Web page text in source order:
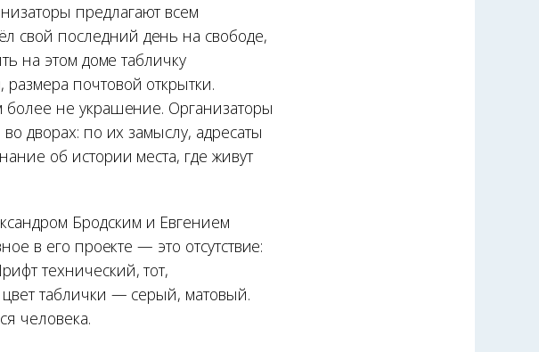
предлагают всем
свой последний день на свободе,
на этом доме табличку
почтовой открытки.
более не украшение. Организаторы
дворах: по их замыслу, адресаты
об истории места, где живут
Бродским и Евгением
в его проекте — это отсутствие:
технический, тот,
цвет таблички — серый, матовый.
человека.